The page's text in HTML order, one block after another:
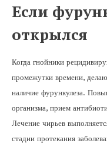
Если
открылся
Когда гнойники
промежутки времени,
наличие фурункулеза.
организма, прием
Лечение чирьев
стадии протекания